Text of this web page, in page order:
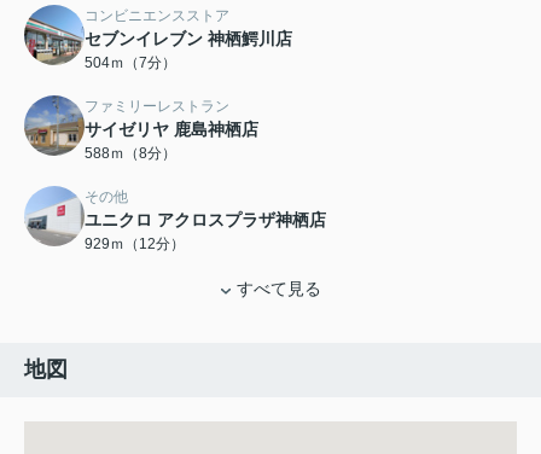
コンビニエンスストア
セブンイレブン 神栖鰐川店
504ｍ（7分）
ファミリーレストラン
サイゼリヤ 鹿島神栖店
588ｍ（8分）
その他
ユニクロ アクロスプラザ神栖店
929ｍ（12分）
すべて見る
地図